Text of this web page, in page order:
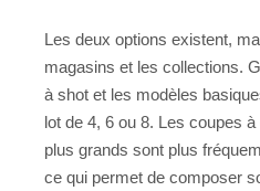
Les deux options existent,
magasins et les collections.
à shot et les modèles
lot de 4, 6 ou 8. Les coupes
plus grands sont plus
ce qui permet de composer